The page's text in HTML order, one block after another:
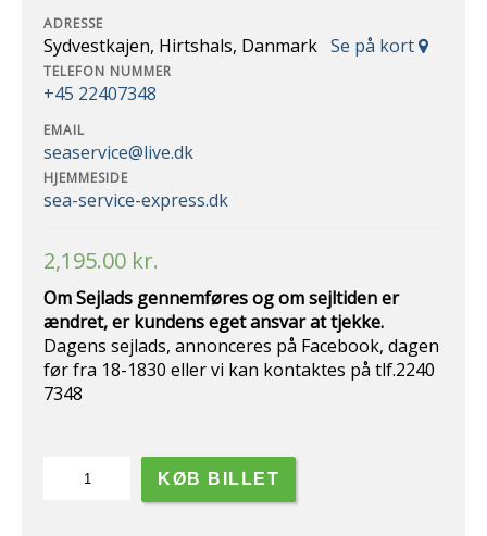
ADRESSE
Sydvestkajen, Hirtshals, Danmark Se på kort
TELEFON NUMMER
+45 22407348
EMAIL
seaservice@live.dk
HJEMMESIDE
sea-service-express.dk
2,195.00 kr.
Om Sejlads gennemføres og om sejltiden er
ændret, er kundens eget ansvar attjekke.
Dagens sejlads, annonceres på Facebook, dagen
før fra 18-1830 eller vi kan kontaktes på tlf.2240
7348
timer
KØB BILLET